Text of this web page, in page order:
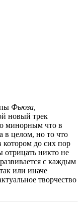
Фьюза,
новый трек
минорным что в
в целом, но то что
котором до сих пор
отрицать никто не
с каждым
или иначе
творчество